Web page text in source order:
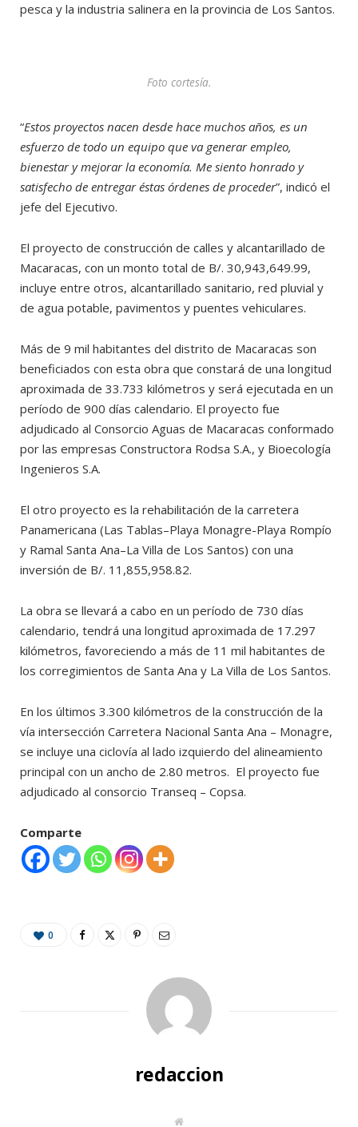
pesca y la industria salinera en la provincia de Los Santos.
Foto cortesía.
“Estos proyectos nacen desde hace muchos años, es un
esfuerzo de todo un equipo que va generar empleo,
bienestar y mejorar la economía. Me siento honrado y
satisfecho de entregar éstas órdenes de proceder”, indicó el
jefe del Ejecutivo.
El proyecto de construcción de calles y alcantarillado de
Macaracas, con un monto total de B/. 30,943,649.99,
incluye entre otros, alcantarillado sanitario, red pluvial y
de agua potable, pavimentos y puentes vehiculares.
Más de 9 mil habitantes del distrito de Macaracas son
beneficiados con esta obra que constará de una longitud
aproximada de 33.733 kilómetros y será ejecutada en un
período de 900 días calendario. El proyecto fue
adjudicado al Consorcio Aguas de Macaracas conformado
por las empresas Constructora Rodsa S.A., y Bioecología
Ingenieros S.A.
El otro proyecto es la rehabilitación de la carretera
Panamericana (Las Tablas–Playa Monagre-Playa Rompío
y Ramal Santa Ana–La Villa de Los Santos) con una
inversión de B/. 11,855,958.82.
La obra se llevará a cabo en un período de 730 días
calendario, tendrá una longitud aproximada de 17.297
kilómetros, favoreciendo a más de 11 mil habitantes de
los corregimientos de Santa Ana y La Villa de Los Santos.
En los últimos 3.300 kilómetros de la construcción de la
vía intersección Carretera Nacional Santa Ana – Monagre,
se incluye una ciclovía al lado izquierdo del alineamiento
principal con un ancho de 2.80 metros. El proyecto fue
adjudicado al consorcio Transeq – Copsa.
Comparte
0
redaccion
W